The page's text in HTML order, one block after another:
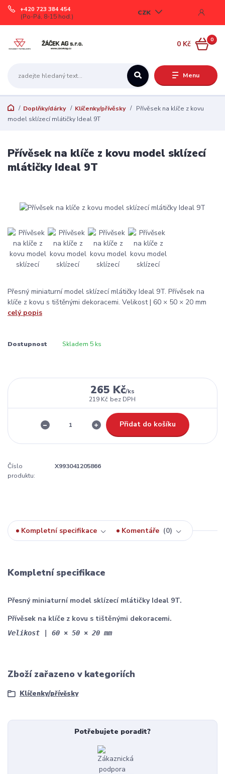
Menu
CZK
+420 723 384 454
(Po-Pá, 8-15 hod.)
0
0 Kč
Doplňky/dárky Klíčenky/přívěsky
Přívěsek na klíče z kovu
model sklízecí mlátičky Ideal 9T
Přívěsek na klíče z kovu model sklízecí
mlátičky Ideal 9T
Přesný miniaturní model sklízecí mlátičky Ideal 9T. Přívěsek na
klíče z kovu s tištěnými dekoracemi. Velikost | 60 × 50 × 20 mm
celý popis
Dostupnost Skladem 5 ks
265 Kč/ks
219 Kč bez DPH
Přidat do košíku
Číslo
produktu:
X993041205866
Kompletní specifikace Komentáře 0
Kompletní specifikace
Přesný miniaturní model sklízecí mlátičky Ideal 9T.
Přívěsek na klíče z kovu s tištěnými dekoracemi.
Velikost | 60 × 50 × 20 mm
Zboží zařazeno v kategoriích
Klíčenky/přívěsky
Potřebujete poradit?